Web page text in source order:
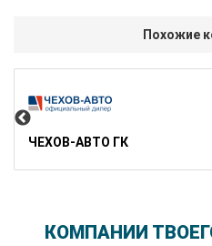
Похожие
ЧЕХОВ-АВТО ГК
КОМПАНИИ